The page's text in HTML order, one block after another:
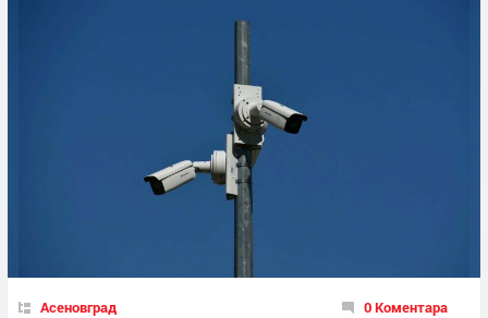
Асеновград 0 Коментара